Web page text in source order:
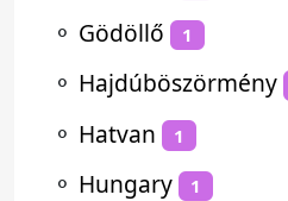
⚬ Gödöllő 1
⚬ Hajdúböszörmény
⚬ Hatvan 1
⚬ Hungary 1